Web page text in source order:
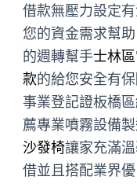
借款無壓力設定
您的資金需求幫
的週轉幫手士林
款的給您安全有
事業登記證板橋
薦專業噴霧設備
沙發椅讓家充滿
借並且搭配業界